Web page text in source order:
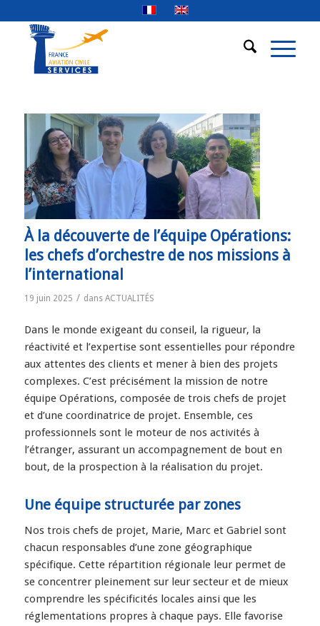
À la découverte de l’équipe Opérations:
les chefs d’orchestre de nos missions à
l’international
19 juin 2025 / dans ACTUALITÉS
Dans le monde exigeant du conseil, la rigueur, la
réactivité et l’expertise sont essentielles pour répondre
aux attentes des clients et mener à bien des projets
complexes. C’est précisément la mission de notre
équipe Opérations, composée de trois chefs de projet
et d’une coordinatrice de projet. Ensemble, ces
professionnels sont le moteur de nos activités à
l’étranger, assurant un accompagnement de bout en
bout, de la prospection à la réalisation du projet.
Une équipe structurée par zones
Nos trois chefs de projet, Marie, Marc et Gabriel sont
chacun responsables d’une zone géographique
spécifique. Cette répartition régionale leur permet de
se concentrer pleinement sur leur secteur et de mieux
comprendre les spécificités locales ainsi que les
réglementations propres à chaque pays. Elle favorise